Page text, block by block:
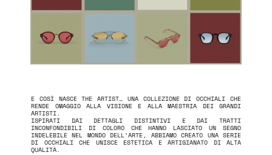
E COSÌ NASCE THE ARTIST… UNA COLLEZIONE DI OCCHIALI CHE
RENDE OMAGGIO ALLA VISIONE E ALLA MAESTRIA DEI GRANDI
ARTISTI.
ISPIRATI DAI DETTAGLI DISTINTIVI E DAI TRATTI
INCONFONDIBILI DI COLORO CHE HANNO LASCIATO UN SEGNO
INDELEBILE NEL MONDO DELL’ARTE, ABBIAMO CREATO UNA SERIE
DI OCCHIALI CHE UNISCE ESTETICA E ARTIGIANATO DI ALTA
QUALITÀ.